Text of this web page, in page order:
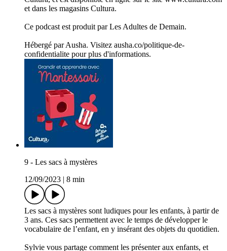
et dans les magasins Cultura.
Ce podcast est produit par Les Adultes de Demain.
Hébergé par Ausha. Visitez ausha.co/politique-de-
confidentialite pour plus d'informations.
9 - Les sacs à mystères
12/09/2023
8 min
Les sacs à mystères sont ludiques pour les enfants, à partir de
3 ans. Ces sacs permettent avec le temps de développer le
vocabulaire de l’enfant, en y insérant des objets du quotidien.
Sylvie vous partage comment les présenter aux enfants, et